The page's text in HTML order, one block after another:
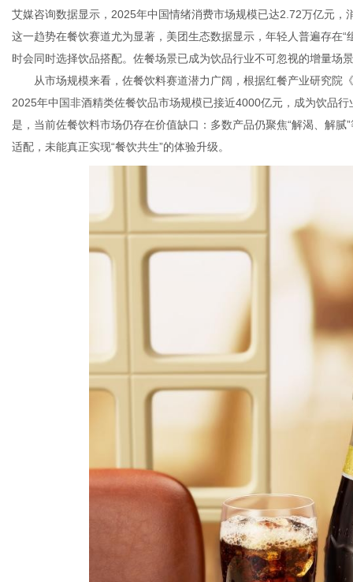
艾媒咨询数据显示，2025年中国情绪消费市场规模已达2.72万亿元
这一趋势在餐饮赛道尤为显著，美团生态数据显示，年轻人普遍存在
时会同时选择饮品搭配。佐餐场景已成为饮品行业不可忽视的增量场
从市场规模来看，佐餐饮料赛道潜力广阔，根据红餐产业研究
2025年中国非酒精类佐餐饮品市场规模已接近4000亿元，成为饮品
是，当前佐餐饮料市场仍存在价值缺口：多数产品仍聚焦“解渴、解
适配，未能真正实现“餐饮共生”的体验升级。